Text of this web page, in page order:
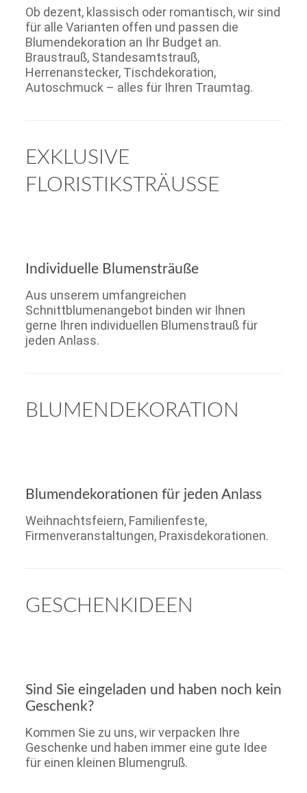
Ob dezent, klassisch oder romantisch, wir sind
für alle Varianten offen und passen die
Blumendekoration an Ihr Budget an.
Braustrauß, Standesamtstrauß,
Herrenanstecker, Tischdekoration,
Autoschmuck – alles für Ihren Traumtag.
EXKLUSIVE
FLORISTIKSTRÄUSSE
Individuelle Blumensträuße
Aus unserem umfangreichen
Schnittblumenangebot binden wir Ihnen
gerne Ihren individuellen Blumenstrauß für
jeden Anlass.
BLUMENDEKORATION
Blumendekorationen für jeden Anlass
Weihnachtsfeiern, Familienfeste,
Firmenveranstaltungen, Praxisdekorationen.
GESCHENKIDEEN
Sind Sie eingeladen und haben noch kein
Geschenk?
Kommen Sie zu uns, wir verpacken Ihre
Geschenke und haben immer eine gute Idee
für einen kleinen Blumengruß.